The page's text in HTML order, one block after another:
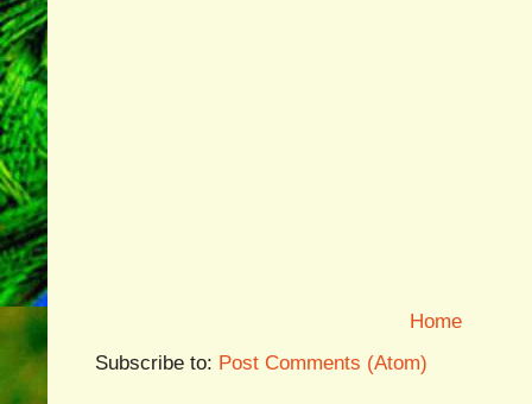
Home
Subscribe to: Post Comments (Atom)